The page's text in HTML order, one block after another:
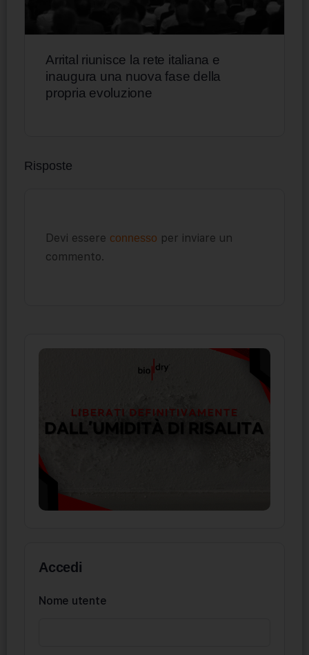
Arrital riunisce la rete italiana e
inaugura una nuova fase della
propria evoluzione
Risposte
Devi essere connesso per inviare un
commento.
Accedi
Nome utente